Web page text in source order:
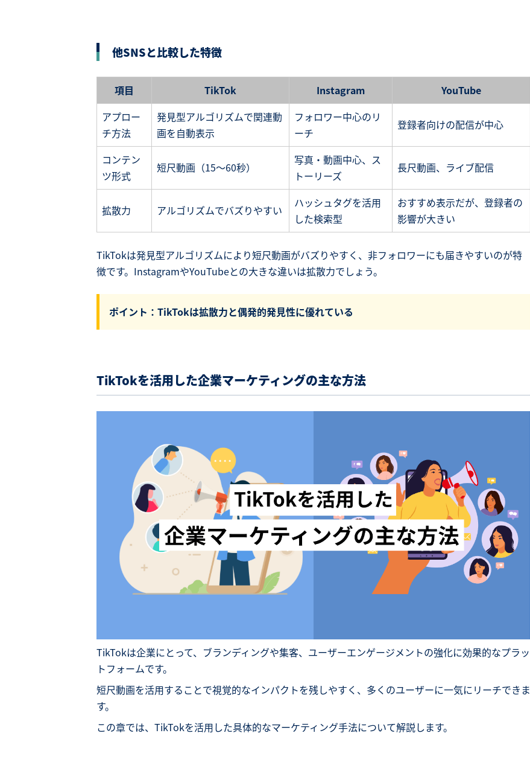
他SNSと比較した特徴
項目 TikTok Instagram
YouTube
アプロー
チ方法
発見型アルゴリズムで関連動
画を自動表示
フォロワー中心のリ
ーチ
登録者向けの配信が中心
コンテン
ツ形式
短尺動画（15〜60秒）
写真・動画中心、ス
トーリーズ
長尺動画、ライブ配信
拡散力 アルゴリズムでバズりやすい
ハッシュタグを活用
した検索型
おすすめ表示だが、登録者の
影響が大きい
TikTokは発見型アルゴリズムにより短尺動画がバズりやすく、非フォロワーにも届きやすいのが特
徴です。InstagramやYouTubeとの大きな違いは拡散力でしょう。
ポイント：TikTokは拡散力と偶発的発見性に優れている
TikTokを活用した企業マーケティングの主な方法
TikTokは企業にとって、ブランディングや集客、ユーザーエンゲージメントの強化に効果的なプラッ
トフォームです。
短尺動画を活用することで視覚的なインパクトを残しやすく、多くのユーザーに一気にリーチできま
す。
この章では、TikTokを活用した具体的なマーケティング手法について解説します。